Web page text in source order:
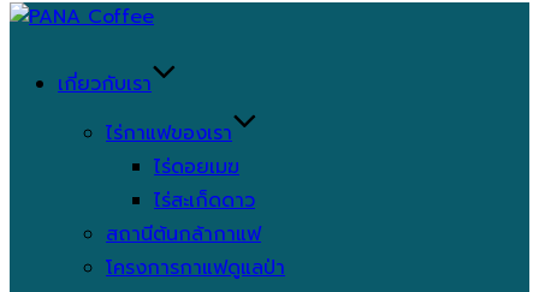
Skip
contentเกี่ยวกับเรา
ไร่กาแฟของเรา
ไร่ดอยเมฆ
ไร่สะเก็ดดาว
สถานีต้นกล้ากาแฟ
โครงการกาแฟดูแลป่า